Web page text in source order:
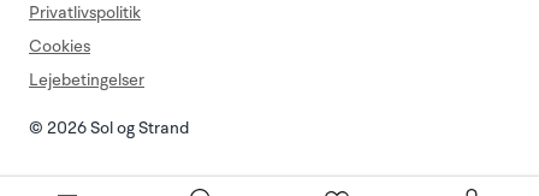
© 2026 Sol og Strand
Privatlivspolitik
Cookies
Lejebetingelser